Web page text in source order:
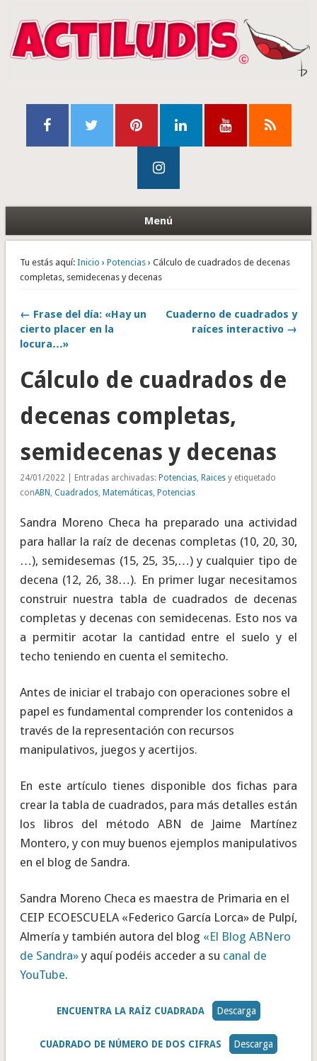
Menú
Tu estás aquí: Inicio › Potencias› Cálculo de cuadrados de decenas
completas, semidecenas y decenas
← Frase del día: «Hay un
cierto placer en la
locura…»
Cuaderno de cuadrados y
raíces interactivo →
Cálculo de cuadrados de
decenas completas,
semidecenas y decenas
24/01/2022 | Entradas archivadas: Potencias, Raicesy etiquetado
conABN , Cuadrados, Matemáticas, Potencias
Sandra Moreno Checa ha preparado una actividad
para hallar la raíz de decenas completas (10, 20, 30,
…), semidesemas (15, 25, 35,…) y cualquier tipo de
decena (12, 26, 38…). En primer lugar necesitamos
construir nuestra tabla de cuadrados de decenas
completas y decenas con semidecenas. Esto nos va
a permitir acotar la cantidad entre el suelo y el
techo teniendo en cuenta el semitecho.
Antes de iniciar el trabajo con operaciones sobre el
papel es fundamental comprender los contenidos a
través de la representación con recursos
manipulativos, juegos y acertijos.
En este artículo tienes disponible dos fichas para
crear la tabla de cuadrados, para más detalles están
los libros del método ABN de Jaime Martínez
Montero, y con muy buenos ejemplos manipulativos
en el blog de Sandra.
Sandra Moreno Checa es maestra de Primaria en el
CEIP ECOESCUELA «Federico García Lorca» de Pulpí,
Almería y también autora del blog «El Blog ABNero
de Sandra»y aquí podéis acceder a su canal de
YouTube.
ENCUENTRA LA RAÍZ CUADRADA Descarga
CUADRADO DE NÚMERO DE DOS CIFRAS Descarga